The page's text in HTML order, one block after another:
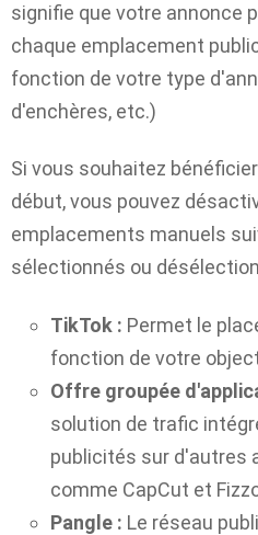
signifie que votre annonce
chaque emplacement
fonction de votre type
d'enchères, etc.)
Si vous souhaitez
début, vous pouvez
emplacements manuels
sélectionnés ou
TikTok : Permet le
fonction de votre
Offre groupée
solution de trafic
publicités sur d'autres
comme CapCut et
Pangle : Le réseau